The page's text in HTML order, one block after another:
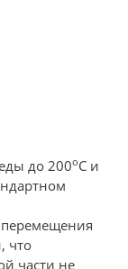
до 200оС и
что
части не